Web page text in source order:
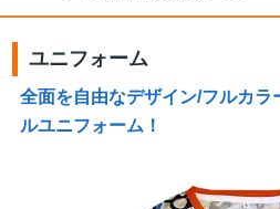
ユニフォーム
全面を自由なデザイン/フルカラ
ルユニフォーム！